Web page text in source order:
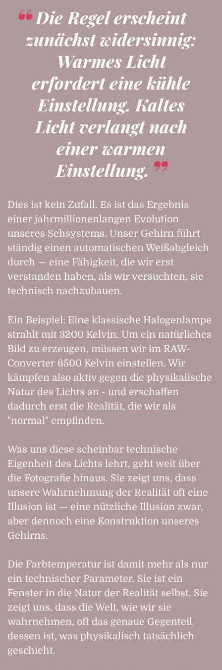
Die Regel erscheint
zunächst widersinnig:
Warmes Licht
erfordert eine kühle
Einstellung. Kaltes
Licht verlangt nach
einer warmen
Einstellung.
Dies ist kein Zufall. Es ist das Ergebnis
einer jahrmillionenlangen Evolution
unseres Sehsystems. Unser Gehirn führt
ständig einen automatischen Weißabgleich
durch — eine Fähigkeit, die wir erst
verstanden haben, als wir versuchten, sie
technisch nachzubauen.
Ein Beispiel: Eine klassische Halogenlampe
strahlt mit 3200 Kelvin. Um ein natürliches
Bild zu erzeugen, müssen wir im RAW-
Converter 6500 Kelvin einstellen. Wir
kämpfen also aktiv gegen die physikalische
Natur des Lichts an - und erschaffen
dadurch erst die Realität, die wir als
"normal" empfinden.
Was uns diese scheinbar technische
Eigenheit des Lichts lehrt, geht weit über
die Fotografie hinaus. Sie zeigt uns, dass
unsere Wahrnehmung der Realität oft eine
Illusion ist — eine nützliche Illusion zwar,
aber dennoch eine Konstruktion unseres
Gehirns.
Die Farbtemperatur ist damit mehr als nur
ein technischer Parameter. Sie ist ein
Fenster in die Natur der Realität selbst. Sie
zeigt uns, dass die Welt, wie wir sie
wahrnehmen, oft das genaue Gegenteil
dessen ist, was physikalisch tatsächlich
geschieht.